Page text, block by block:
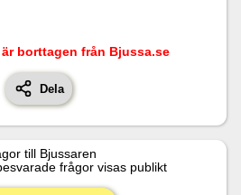
borttagen från Bjussa.se
Dela
till Bjussaren
frågor visas publikt